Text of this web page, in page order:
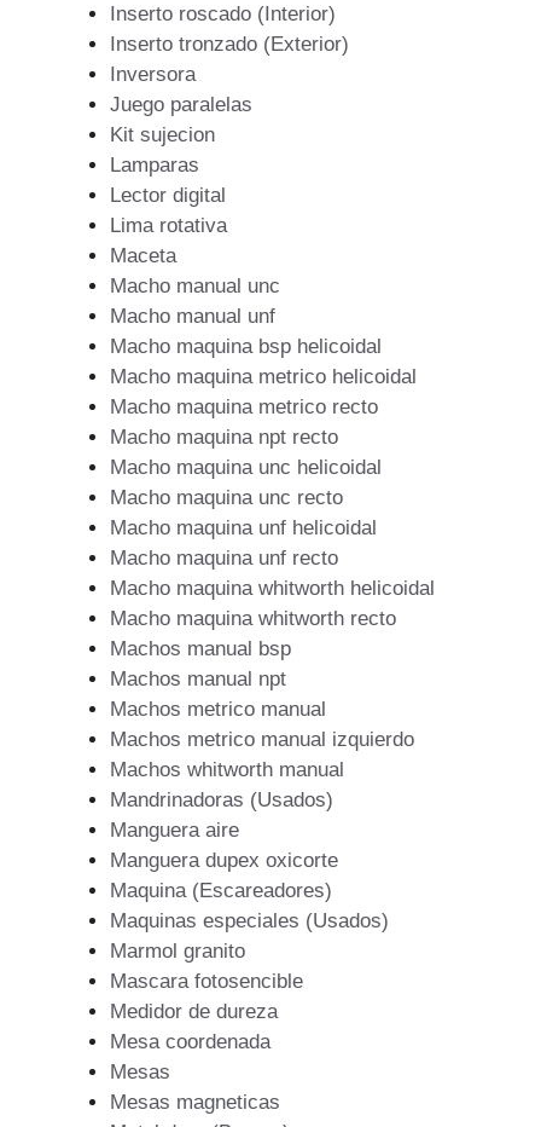
Inserto roscado (Interior)
Inserto tronzado (Exterior)
Inversora
Juego paralelas
Kit sujecion
Lamparas
Lector digital
Lima rotativa
Maceta
Macho manual unc
Macho manual unf
Macho maquina bsp helicoidal
Macho maquina metrico helicoidal
Macho maquina metrico recto
Macho maquina npt recto
Macho maquina unc helicoidal
Macho maquina unc recto
Macho maquina unf helicoidal
Macho maquina unf recto
Macho maquina whitworth helicoidal
Macho maquina whitworth recto
Machos manual bsp
Machos manual npt
Machos metrico manual
Machos metrico manual izquierdo
Machos whitworth manual
Mandrinadoras (Usados)
Manguera aire
Manguera dupex oxicorte
Maquina (Escareadores)
Maquinas especiales (Usados)
Marmol granito
Mascara fotosencible
Medidor de dureza
Mesa coordenada
Mesas
Mesas magneticas